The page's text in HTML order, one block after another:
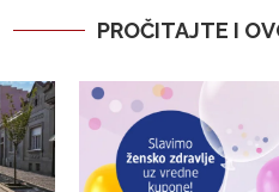
PROČITAJTE I